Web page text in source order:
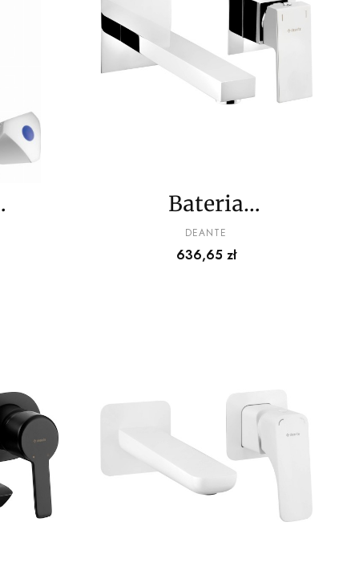
Bateria
umywalkowa
podtynkowa
PRODUCENT
DEANTE
Cena
636,65 zł